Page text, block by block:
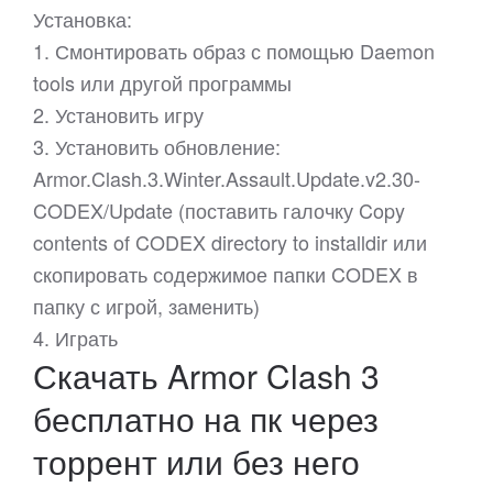
Установка:
1. Смонтировать образ с помощью Daemon
tools или другой программы
2. Установить игру
3. Установить обновление:
Armor.Clash.3.Winter.Assault.Update.v2.30-
CODEX/Update (поставить галочку Copy
contents of CODEX directory to installdir или
скопировать содержимое папки CODEX в
папку с игрой, заменить)
4. Играть
Скачать Armor Clash 3
бесплатно на пк через
торрент или без него